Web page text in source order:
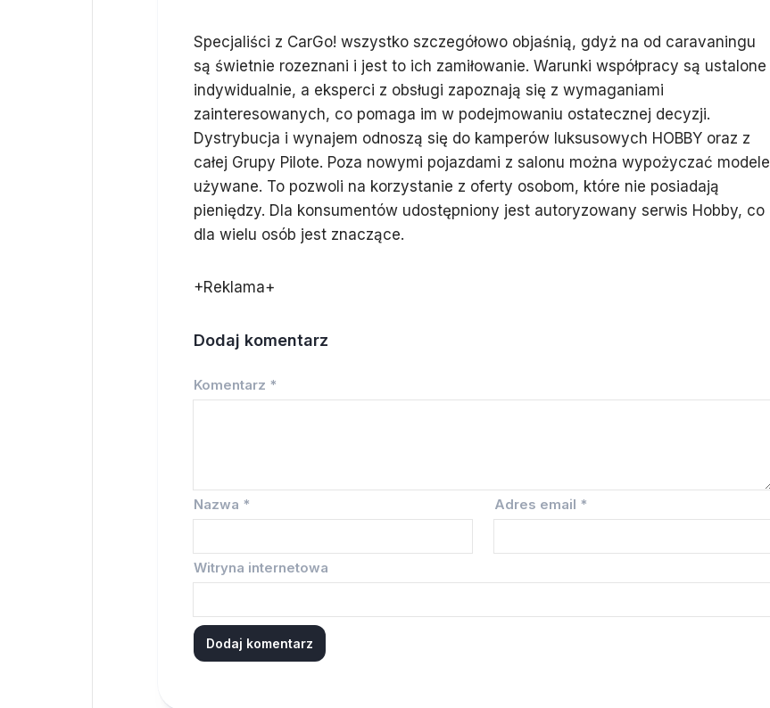
Specjaliści z CarGo! wszystko szczegółowo objaśnią, gdyż na od caravaningu
są świetnie rozeznani i jest to ich zamiłowanie. Warunki współpracy są ustalone
indywidualnie, a eksperci z obsługi zapoznają się z wymaganiami
zainteresowanych, co pomaga im w podejmowaniu ostatecznej decyzji.
Dystrybucja i wynajem odnoszą się do kamperów luksusowych HOBBY oraz z
całej Grupy Pilote. Poza nowymi pojazdami z salonu można wypożyczać modele
używane. To pozwoli na korzystanie z oferty osobom, które nie posiadają
pieniędzy. Dla konsumentów udostępniony jest autoryzowany serwis Hobby, co
dla wielu osób jest znaczące.
+Reklama+
Dodaj komentarz
Komentarz *
Nazwa * Adres email *
Witryna internetowa